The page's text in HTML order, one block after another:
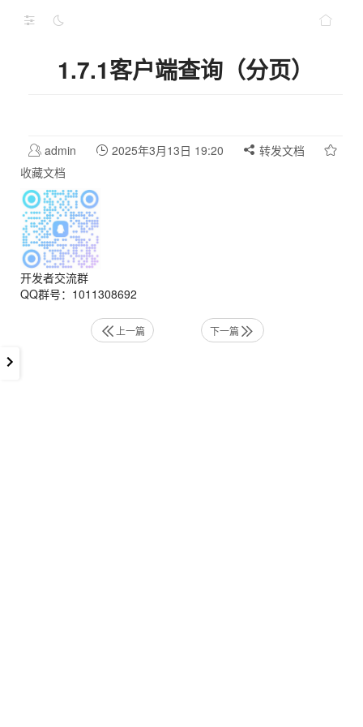
1.7.1客户端查询（分页）
admin 2025年3月13日 19:20
转发文档
收藏文档
开发者交流群
QQ群号：1011308692
上一篇 下一篇